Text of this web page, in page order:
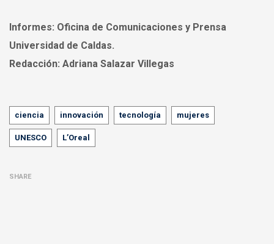
Informes: Oficina de Comunicaciones y Prensa
Universidad de Caldas.
Redacción: Adriana Salazar Villegas
Tags
ciencia innovación tecnología mujeres
UNESCO L’Oreal
SHARE